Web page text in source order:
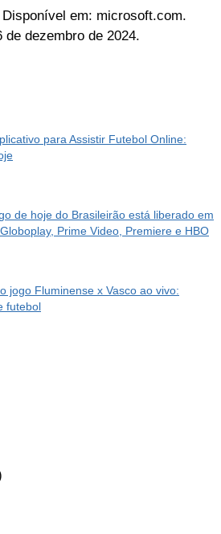
em: microsoft.com.
de dezembro de 2024.
para Assistir Futebol Online:
de hoje do Brasileirão está liberado em
Prime Video, Premiere e HBO
jogo Fluminense x Vasco ao vivo:
futebol